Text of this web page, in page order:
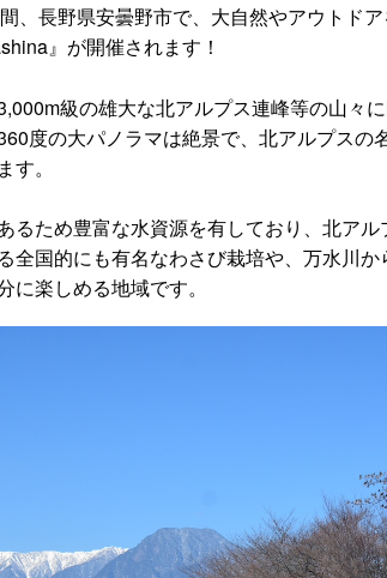
、長野県安曇野市で、大自然やアウトド
』が開催されます！
級の雄大な北アルプス連峰等の山々
度の大パノラマは絶景で、北アルプスの
。
るため豊富な水資源を有しており、北ア
全国的にも有名なわさび栽培や、万水川
楽しめる地域です。